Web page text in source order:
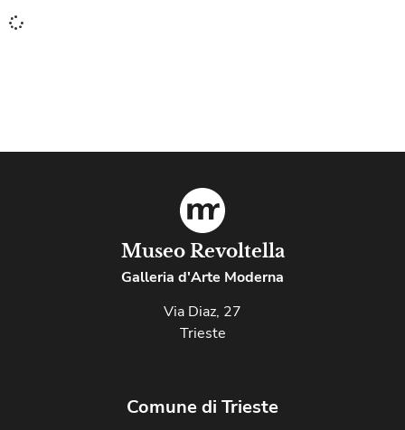
Museo Revoltella
Galleria d'Arte Moderna
Via Diaz, 27
Trieste
Comune di Trieste